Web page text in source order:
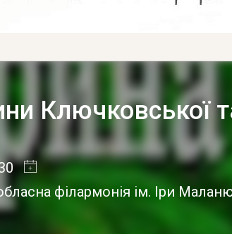
Ключковської
філармонія ім. Іри